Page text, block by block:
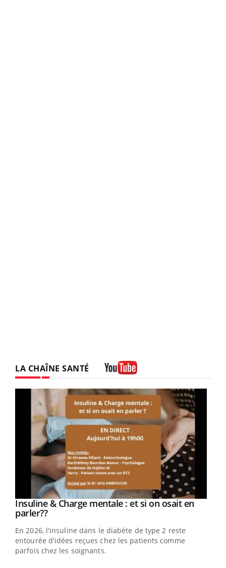
LA CHAÎNE SANTÉ
Youtube
Insuline & Charge mentale : et si on osait en
parler??Youtube
En 2026, l'insuline dans le diabète de type 2 reste
entourée d'idées reçues chez les patients comme
parfois chez les soignants.